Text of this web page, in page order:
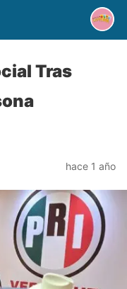
Tras
hace 1 año